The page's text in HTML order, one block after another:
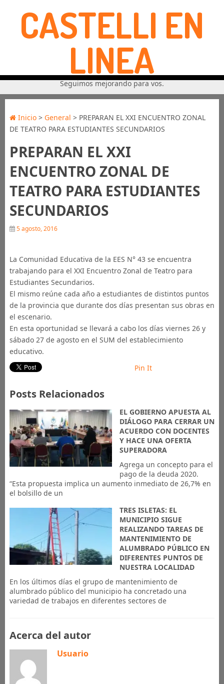
CASTELLI EN
LINEA
Seguimos mejorando para vos.
Inicio> General > PREPARAN EL XXI ENCUENTRO ZONAL
DE TEATRO PARA ESTUDIANTES SECUNDARIOS
PREPARAN EL XXI
ENCUENTRO ZONAL DE
TEATRO PARA ESTUDIANTES
SECUNDARIOS
5 agosto, 2016
La Comunidad Educativa de la EES N° 43 se encuentra
trabajando para el XXI Encuentro Zonal de Teatro para
Estudiantes Secundarios.
El mismo reúne cada año a estudiantes de distintos puntos
de la provincia que durante dos días presentan sus obras en
el escenario.
En esta oportunidad se llevará a cabo los días viernes 26 y
sábado 27 de agosto en el SUM del establecimiento
educativo.
Pin It
Posts Relacionados
EL GOBIERNO APUESTA AL
DIÁLOGO PARA CERRAR UN
ACUERDO CON DOCENTES
Y HACE UNA OFERTA
SUPERADORA
Agrega un concepto para el
pago de la deuda 2020.
“Esta propuesta implica un aumento inmediato de 26,7% en
el bolsillo de un
TRES ISLETAS: EL
MUNICIPIO SIGUE
REALIZANDO TAREAS DE
MANTENIMIENTO DE
ALUMBRADO PÚBLICO EN
DIFERENTES PUNTOS DE
NUESTRA LOCALIDAD
En los últimos días el grupo de mantenimiento de
alumbrado público del municipio ha concretado una
variedad de trabajos en diferentes sectores de
Acerca del autor
Usuario